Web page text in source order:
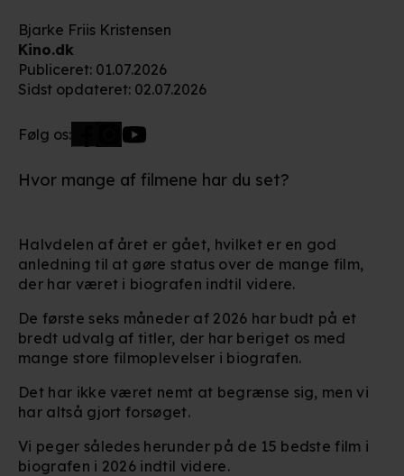
Bjarke Friis Kristensen
Kino.dk
Publiceret: 01.07.2026
Sidst opdateret: 02.07.2026
Følg os:
Hvor mange af filmene har du set?
Halvdelen af året er gået, hvilket er en god
anledning til at gøre status over de mange film,
der har været i biografen indtil videre.
De første seks måneder af 2026 har budt på et
bredt udvalg af titler, der har beriget os med
mange store filmoplevelser i biografen.
Det har ikke været nemt at begrænse sig, men vi
har altså gjort forsøget.
Vi peger således herunder på de 15 bedste film i
biografen i 2026 indtil videre.